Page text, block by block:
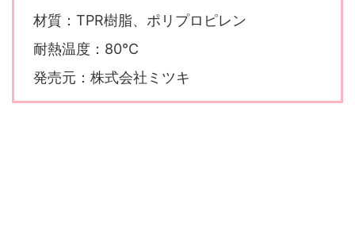
材質：TPR樹脂、ポリプロピレン
耐熱温度：80℃
発売元：株式会社ミツキ